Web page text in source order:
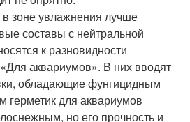
в зоне увлажнения лучше
составы с нейтральной
к разновидности
аквариумов». В них вводят
обладающие фунгицидным
герметик для аквариумов
но его прочность и